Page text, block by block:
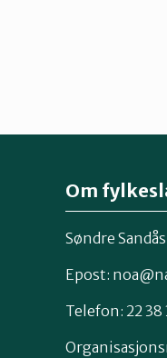
Om
Søndre
Epost:
Telefon: 22 38